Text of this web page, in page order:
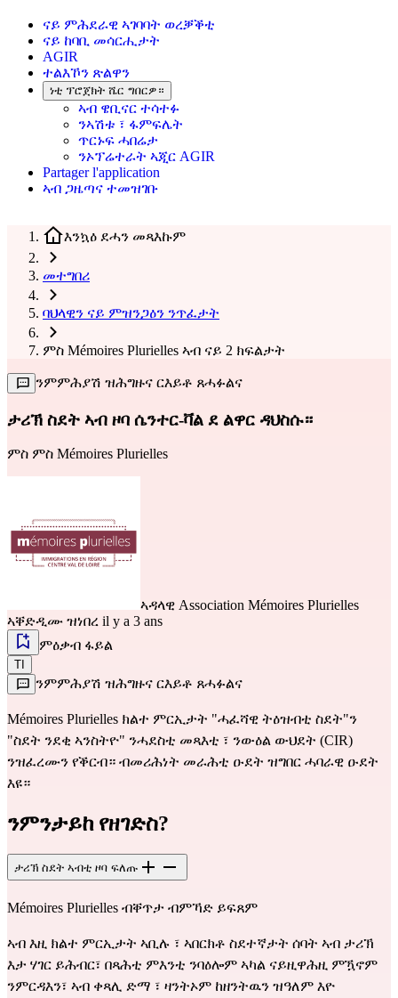
ናይ ምሕደራዊ ኣገባባት ወረቓቕቲ
ናይ ከባቢ መሳርሒታት
AGIR
ተልእኾን ጽልዋን
ነቲ ፕሮጀክት ሼር ግበርዎ።
ኣብ ዌቢናር ተሳተፉ
ንኣሽቱ ፣ ፋምፍሌት
ጥርኑፍ ሓበሬታ
ንኦፕሬተራት ኣጂር AGIR
Partager l'application
ኣብ ጋዜጣና ተመዝገቡ
እንኳዕ ደሓን መጻእኩም
መተግበሪ
ባህላዊን ናይ ምዝንጋዕን ንጥፈታት
ምስ Mémoires Plurielles ኣብ ናይ 2 ክፍልታት
ንምምሕያሽ ዝሕግዙና ርእይቶ ጸሓፉልና
ታሪኽ ስደት ኣብ ዞባ ሴንተር-ቫል ደ ልዋር ዳህስሱ።
ምስ ምስ Mémoires Plurielles
ኣዳላዊ Association Mémoires Plurielles
ኣቐድዲሙ ዝነበረ il y a 3 ans
ምዕቃብ ፋይል
TI
ንምምሕያሽ ዝሕግዙና ርእይቶ ጸሓፉልና
Mémoires Plurielles ክልተ ምርኢታት "ሓፈሻዊ ትዕዝብቲ ስደት"ን
"ስደት ንደቂ ኣንስትዮ" ንሓደስቲ መጻእቲ ፣ ንውዕል ውህደት (CIR)
ንዝፈረሙን የቕርብ። ብመሪሕነት መራሕቲ ዑደት ዝግበር ሓባራዊ ዑደት
እዩ።
ንምንታይከ የዘገድስ?
ታሪኽ ስደት ኣብቲ ዞባ ፍለጡ
Mémoires Plurielles ብቐጥታ ብምኻድ ይፍጸም
ኣብ እዚ ክልተ ምርኢታት ኣቢሉ ፣ ኣበርክቶ ስደተኛታት ሰባት ኣብ ታሪኽ
እታ ሃገር ይሕብር፣ በጻሕቲ ምእንቲ ንባዕሎም ኣካል ናይዚዋሕዚ ምዃኖም
ንምርዳእን፣ ኣብ ቀጻሊ ድማ ፣ ዛንትኦም ከዘንትዉን ዝዓለም እዮ